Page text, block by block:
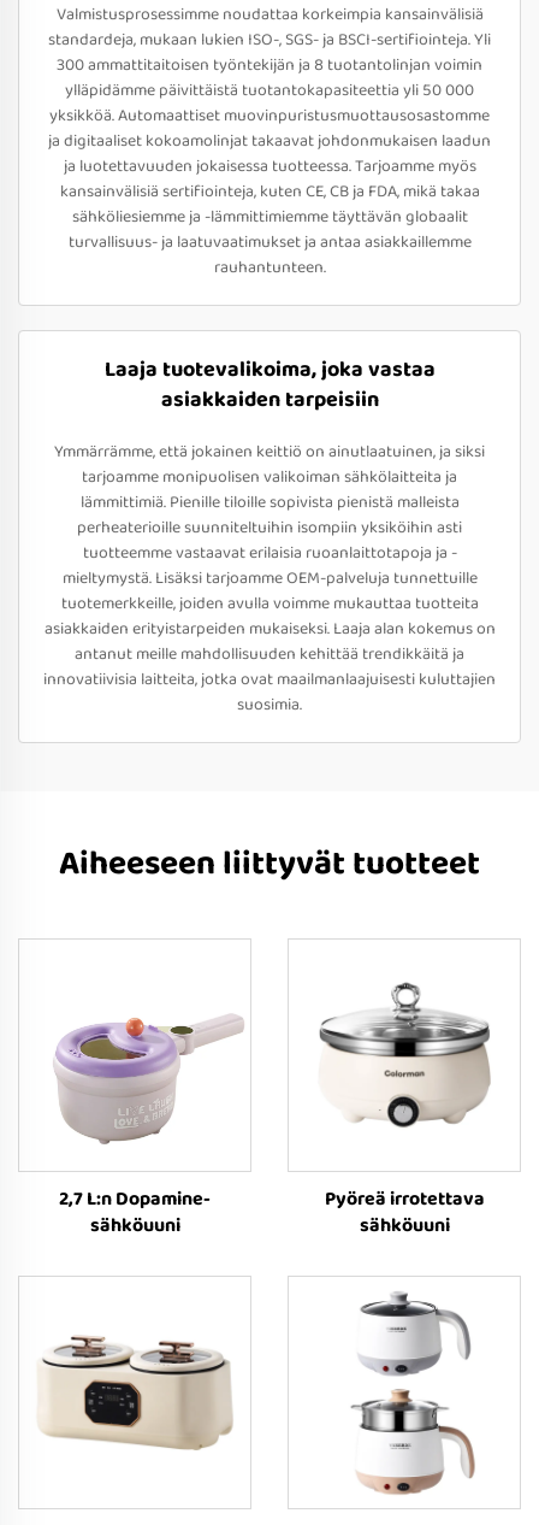
Valmistusprosessimme noudattaa korkeimpia kansainvälisiä
standardeja, mukaan lukien ISO-, SGS- ja BSCI-sertifiointeja. Yli
300 ammattitaitoisen työntekijän ja 8 tuotantolinjan voimin
ylläpidämme päivittäistä tuotantokapasiteettia yli 50 000
yksikköä. Automaattiset muovinpuristusmuottausosastomme
ja digitaaliset kokoamolinjat takaavat johdonmukaisen laadun
ja luotettavuuden jokaisessa tuotteessa. Tarjoamme myös
kansainvälisiä sertifiointeja, kuten CE, CB ja FDA, mikä takaa
sähköliesiemme ja -lämmittimiemme täyttävän globaalit
turvallisuus- ja laatuvaatimukset ja antaa asiakkaillemme
rauhantunteen.
Laaja tuotevalikoima, joka vastaa
asiakkaiden tarpeisiin
Ymmärrämme, että jokainen keittiö on ainutlaatuinen, ja siksi
tarjoamme monipuolisen valikoiman sähkölaitteita ja
lämmittimiä. Pienille tiloille sopivista pienistä malleista
perheaterioille suunniteltuihin isompiin yksiköihin asti
tuotteemme vastaavat erilaisia ruoanlaittotapoja ja -
mieltymystä. Lisäksi tarjoamme OEM-palveluja tunnettuille
tuotemerkkeille, joiden avulla voimme mukauttaa tuotteita
asiakkaiden erityistarpeiden mukaiseksi. Laaja alan kokemus on
antanut meille mahdollisuuden kehittää trendikkäitä ja
innovatiivisia laitteita, jotka ovat maailmanlaajuisesti kuluttajien
suosimia.
Aiheeseen liittyvät tuotteet
2,7 L:n Dopamine-
sähköuuni
Pyöreä irrotettava
sähköuuni